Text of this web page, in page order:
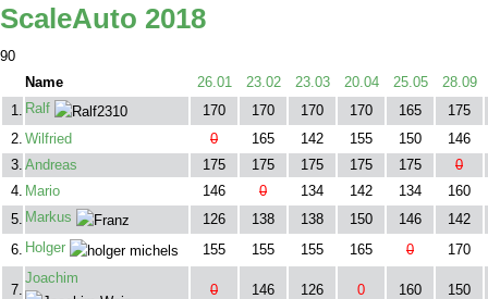
ScaleAuto 2018
90
Name
26.01 23.02 23.03 20.04 25.05
28.09
1. Ralf 170 170 170 170 165
175
2. Wilfried 0 165 142 155 150
146
3. Andreas 175 175 175 175 175
0
4. Mario 146 0 134 142 134
160
5. Markus 126 138 138 150 146
142
6. Holger 155 155 155 165 0 170
7.
Joachim
0 146 126 0 160 150